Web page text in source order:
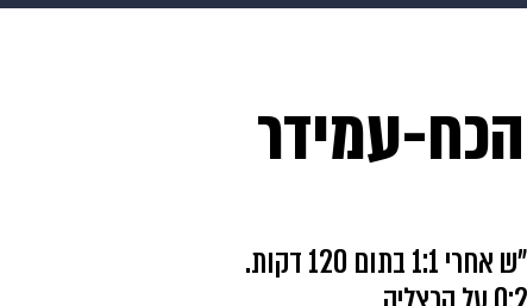
מתכונים פרויקטים מיוחדים
עמידר
גביע הטוטו לאומית: הסגולים גברו בחוץ 3:5 על רמה"ש אחרי 1:1 בתום 120 דקות.